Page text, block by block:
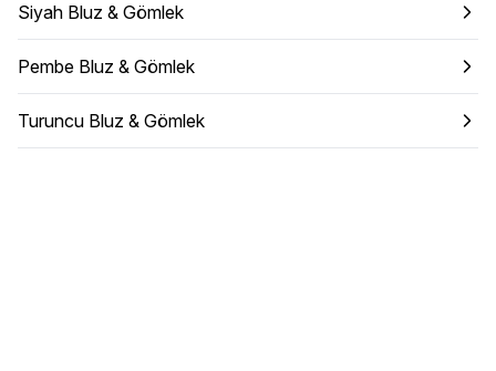
Siyah Bluz & Gömlek
Pembe Bluz & Gömlek
Turuncu Bluz & Gömlek